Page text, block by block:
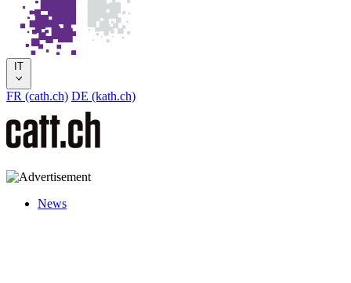
IT
FR (cath.ch) DE (kath.ch)
News